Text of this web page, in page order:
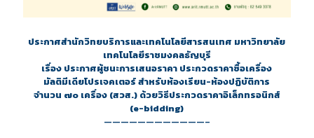
ประกาศสำนักวิทยบริการและเทคโนโลยีสารสนเทศ มหาวิทยาลัย
เทคโนโลยีราชมงคลธัญบุรี
เรื่อง ประกาศผู้ชนะการเสนอราคา ประกวดราคาซื้อเครื่อง
มัลติมีเดียโปรเจคเตอร์ สำหรับห้องเรียน-ห้องปฏิบัติการ
จำนวน ๗๐ เครื่อง (สวส.) ด้วยวิธีประกวดราคาอิเล็กทรอนิกส์
(e-bidding)
————————————–